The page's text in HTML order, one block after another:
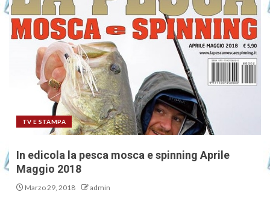
TV E STAMPA
In edicola la pesca mosca e spinning Aprile
Maggio 2018
Marzo 29, 2018 admin